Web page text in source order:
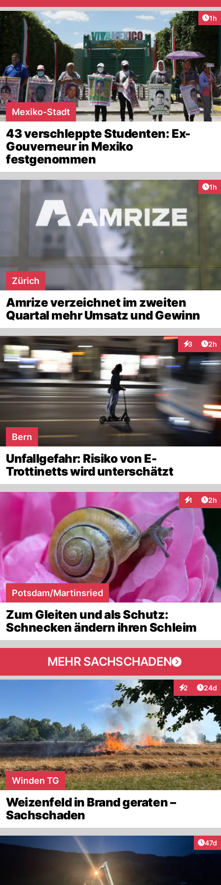
1h
Mexiko-Stadt
43 verschleppte Studenten: Ex-
Gouverneur in Mexiko
festgenommen
1h
Zürich
Amrize verzeichnet im zweiten
Quartal mehr Umsatz und Gewinn
3 2h
Bern
Unfallgefahr: Risiko von E-
Trottinetts wird unterschätzt
1 2h
Potsdam/Martinsried
Zum Gleiten und als Schutz:
Schnecken ändern ihren Schleim
MEHR SACHSCHADEN
2
Interaktionen
24d
Winden TG
Weizenfeld in Brand geraten –
Sachschaden
47d